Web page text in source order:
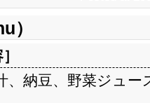
）
］
、納豆、野菜ジュー